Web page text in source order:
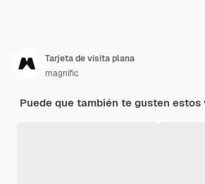
Tarjeta de visita plana
magnific
Puede que también te gusten